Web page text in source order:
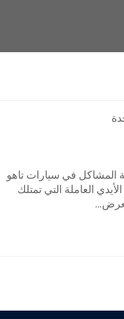
في سيارات تاهو
العاملة التي تمتلك